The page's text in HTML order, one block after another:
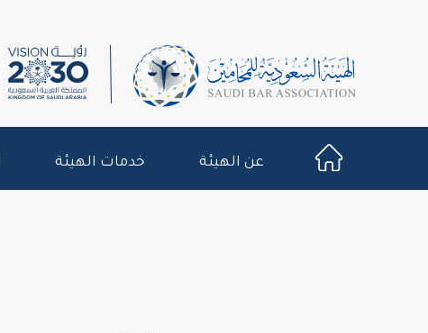
عن الهيئة خدمات الهيئة